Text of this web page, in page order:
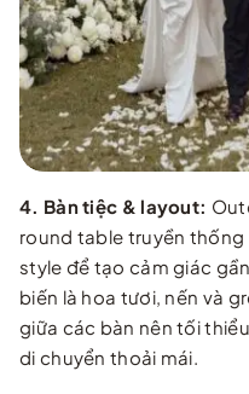
4. Bàn tiệc & layout:
round table truyền
style để tạo cảm giác
biến là hoa tươi, nến và
giữa các bàn nên tối
di chuyển thoải mái.